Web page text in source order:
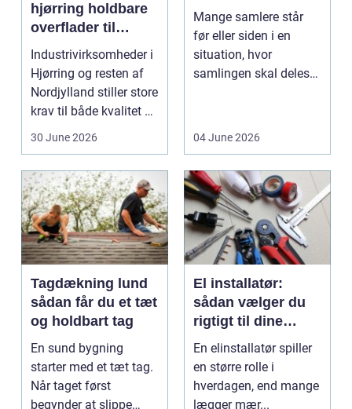
hjørring holdbare
overflader til
industri og erhverv
Industrivirksomheder i
Hjørring og resten af
Nordjylland stiller store
krav til både kvalitet og
hol...
30 June 2026
Mange samlere står
før eller siden i en
situation, hvor
samlingen skal deles
04 June 2026
Tagdækning lund
sådan får du et tæt
og holdbart tag
En sund bygning
starter med et tæt tag.
Når taget først
begynder at slippe
El installatør:
sådan vælger du
rigtigt til dine
elinstallationer
En elinstallatør spiller
en større rolle i
hverdagen, end mange
lægger mær...